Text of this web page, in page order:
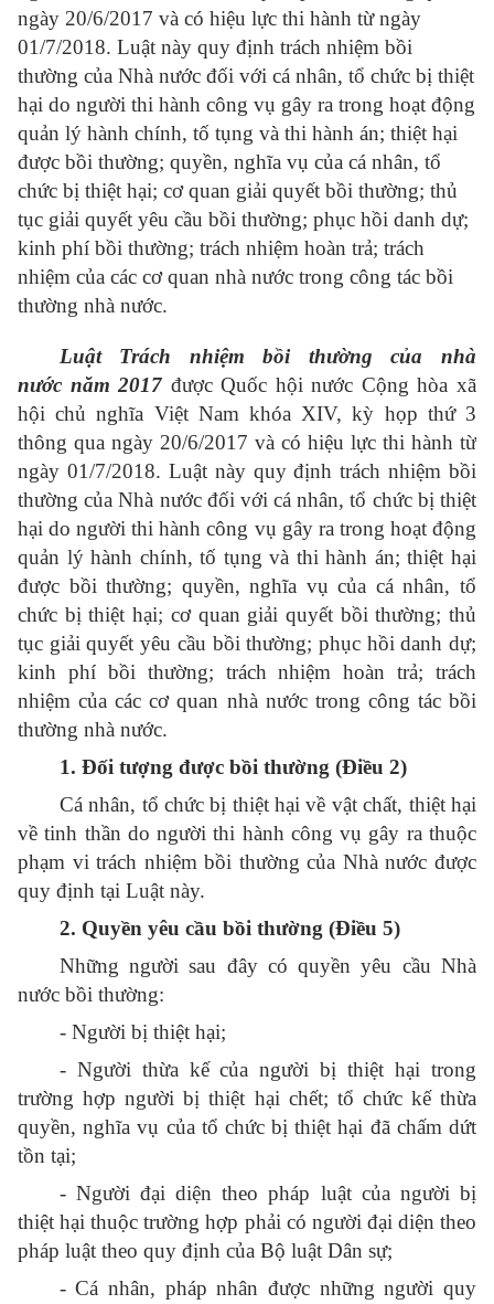
ngày 20/6/2017 và có hiệu lực thi hành từ ngày
01/7/2018. Luật này quy định trách nhiệm bồi
thường của Nhà nước đối với cá nhân, tổ chức bị thiệt
hại do người thi hành công vụ gây ra trong hoạt động
quản lý hành chính, tố tụng và thi hành án; thiệt hại
được bồi thường; quyền, nghĩa vụ của cá nhân, tổ
chức bị thiệt hại; cơ quan giải quyết bồi thường; thủ
tục giải quyết yêu cầu bồi thường; phục hồi danh dự;
kinh phí bồi thường; trách nhiệm hoàn trả; trách
nhiệm của các cơ quan nhà nước trong công tác bồi
thường nhà nước.
Luật Trách nhiệm bồi thường của nhà
nước năm 2017 được Quốc hội nước Cộng hòa xã
hội chủ nghĩa Việt Nam khóa XIV, kỳ họp thứ 3
thông qua ngày 20/6/2017 và có hiệu lực thi hành từ
ngày 01/7/2018. Luật này quy định trách nhiệm bồi
thường của Nhà nước đối với cá nhân, tổ chức bị thiệt
hại do người thi hành công vụ gây ra trong hoạt động
quản lý hành chính, tố tụng và thi hành án; thiệt hại
được bồi thường; quyền, nghĩa vụ của cá nhân, tổ
chức bị thiệt hại; cơ quan giải quyết bồi thường; thủ
tục giải quyết yêu cầu bồi thường; phục hồi danh dự;
kinh phí bồi thường; trách nhiệm hoàn trả; trách
nhiệm của các cơ quan nhà nước trong công tác bồi
thường nhà nước.
1. Đối tượng được bồi thường (Điều 2)
Cá nhân, tổ chức bị thiệt hại về vật chất, thiệt hại
về tinh thần do người thi hành công vụ gây ra thuộc
phạm vi trách nhiệm bồi thường của Nhà nước được
quy định tại Luật này.
2. Quyền yêu cầu bồi thường (Điều 5)
Những người sau đây có quyền yêu cầu Nhà
nước bồi thường:
- Người bị thiệt hại;
- Người thừa kế của người bị thiệt hại trong
trường hợp người bị thiệt hại chết; tổ chức kế thừa
quyền, nghĩa vụ của tổ chức bị thiệt hại đã chấm dứt
tồn tại;
- Người đại diện theo pháp luật của người bị
thiệt hại thuộc trường hợp phải có người đại diện theo
pháp luật theo quy định của Bộ luật Dân sự;
- Cá nhân, pháp nhân được những người quy